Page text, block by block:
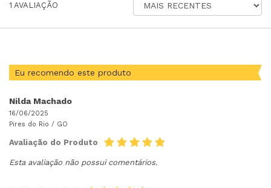
1 AVALIAÇÃO
AVALIAÇÕES
Eu recomendo este produto
Nilda Machado
16/06/2025
Pires do Rio / GO
Avaliação do Produto
Esta avaliação não possui comentários.